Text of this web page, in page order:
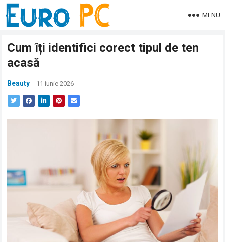
MENU
Cum îți identifici corect tipul de ten
acasă
Beauty 11 iunie 2026